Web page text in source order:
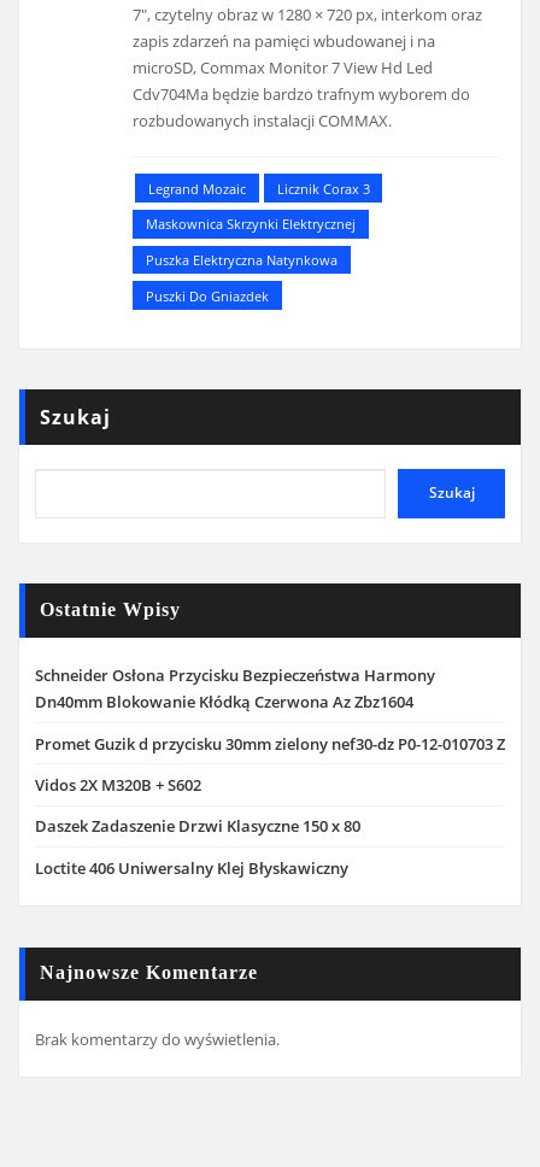
7″, czytelny obraz w 1280 × 720 px, interkom oraz
zapis zdarzeń na pamięci wbudowanej i na
microSD, Commax Monitor 7 View Hd Led
Cdv704Ma będzie bardzo trafnym wyborem do
rozbudowanych instalacji COMMAX.
Legrand Mozaic
Licznik Corax 3
Maskownica Skrzynki Elektrycznej
Puszka Elektryczna Natynkowa
Puszki Do Gniazdek
Szukaj
Szukaj
Ostatnie Wpisy
Schneider Osłona Przycisku Bezpieczeństwa Harmony
Dn40mm Blokowanie Kłódką Czerwona Az Zbz1604
Promet Guzik d przycisku 30mm zielony nef30-dz P0-12-010703 Z
Vidos 2X M320B + S602
Daszek Zadaszenie Drzwi Klasyczne 150 x 80
Loctite 406 Uniwersalny Klej Błyskawiczny
Najnowsze Komentarze
Brak komentarzy do wyświetlenia.